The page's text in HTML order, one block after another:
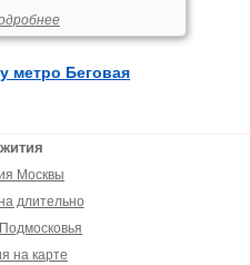
метро Беговая
Москвы
длительно
на карте